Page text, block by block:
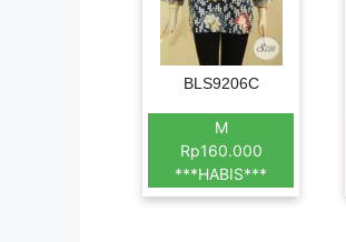
BLS9206C
M
Rp160.000
***HABIS***